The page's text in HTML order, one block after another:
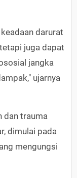
darurat
juga dapat
jangka
ujarnya
dan trauma
dimulai pada
mengungsi